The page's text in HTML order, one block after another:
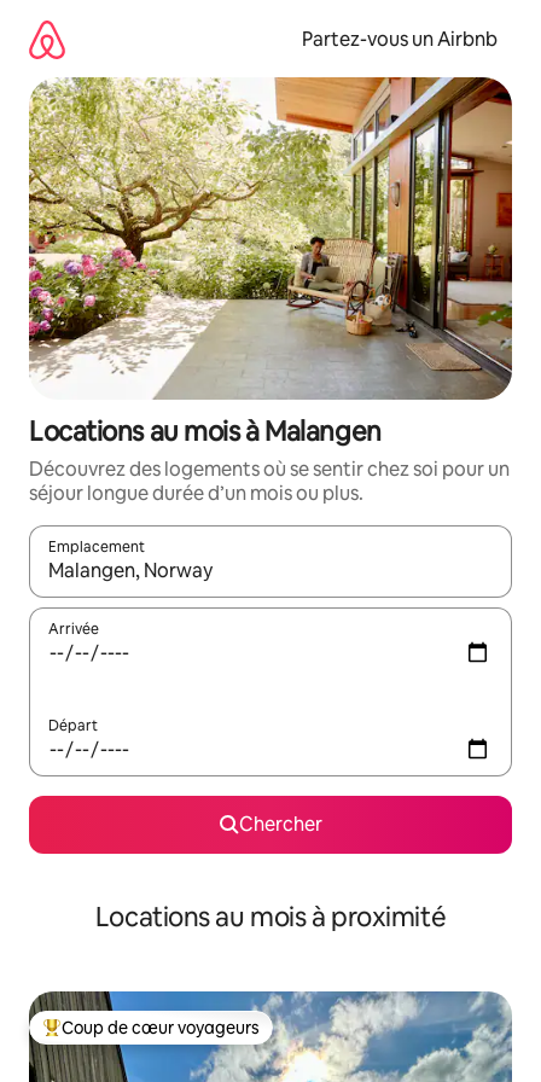
directement
contenu
Partez-vous un Airbnb
Locations au mois à Malangen
Découvrez des logements où se sentir chez soi pour un
séjour longue durée d’un mois ou plus.
Emplacement
Quand les résultats sont affichés, parcourez-les en utilisant
Arrivée
Départ
Chercher
Locations au mois à proximité
Coup de cœur voyageurs parmi les plus aimés
Coup de cœur voyageurs